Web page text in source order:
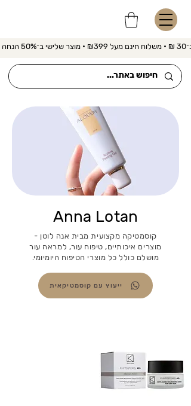
הנחה
Anna Lotan
קוסמטיקה מקצועית מבית אנה לוטן -
מוצרים איכותיים, טיפוח עור, למראה עור
מושלם כולל כל מוצרי הטיפוח היומיומי.
ייעוץ עם קוסמטיקאית